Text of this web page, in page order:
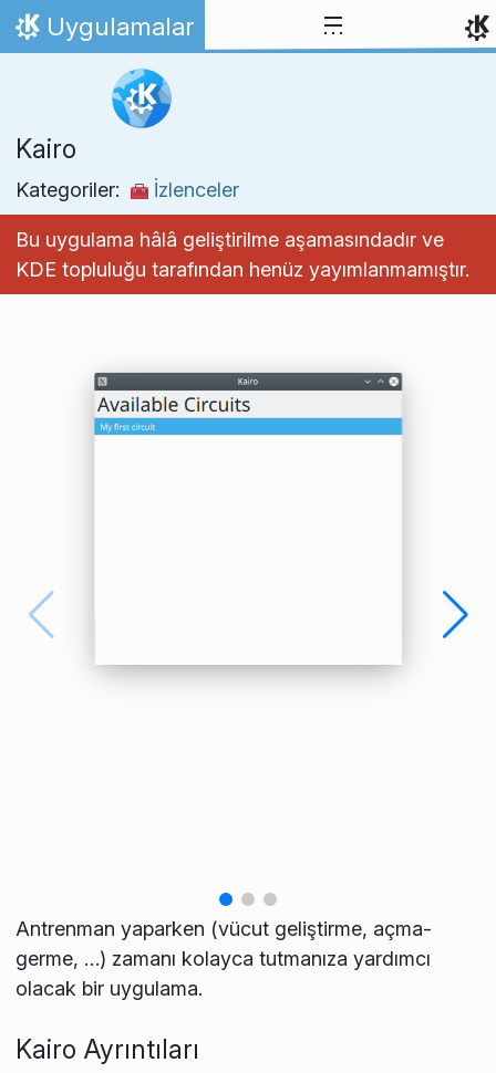
İçeriğe atla
Ana Sayfa
Uygulamalar
Kairo
Kategoriler: İzlenceler
Bu uygulama hâlâ geliştirilme aşamasındadır ve
KDE topluluğu tarafından henüz yayımlanmamıştır.
Antrenman yaparken (vücut geliştirme, açma-
germe, …) zamanı kolayca tutmanıza yardımcı
olacak bir uygulama.
Kairo Ayrıntıları